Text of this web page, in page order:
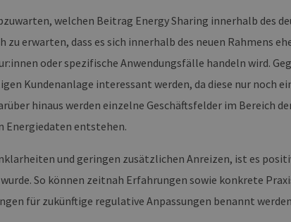
welchen Beitrag Energy Sharing innerhalb des
zu erwarten, dass es sich innerhalb des neuen Rahmens
oder spezifische Anwendungsfälle handeln wird.
Kundenanlage interessant werden, da diese nur noch
hinaus werden einzelne Geschäftsfelder im Bereich
Energiedaten entstehen.
und geringen zusätzlichen Anreizen, ist es
So können zeitnah Erfahrungen sowie konkrete
für zukünftige regulative Anpassungen benannt
Monat
wichtige Aktualisierung des am häufigsten
Google. Dieses Cookie wird verwendet, um
indem eine zufällig generierte Nummer als
jeder Seitenanforderung auf einer Site
Besucher-, Sitzungs- und Kampagnendaten für
verwendet.
1 Jahr 1
Dieses Cookie wird von Google Analytics